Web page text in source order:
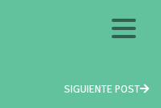
SIGUIENTE POST